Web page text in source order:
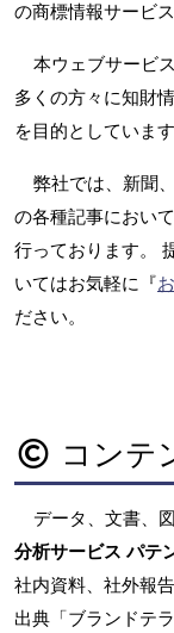
の商標情報サービス
本ウェブサービ
多くの方々に知財
を目的としています
弊社では、新聞
の各種記事におい
行っております。
いてはお気軽に『
ださい。
コンテ
データ、文書、
分析サービス パテ
社内資料、社外報
出典「ブランドテ